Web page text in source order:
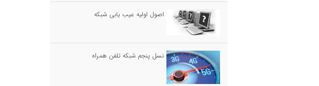
اصول اولیه عیب یابی شبکه
نسل پنجم شبکه تلفن همراه